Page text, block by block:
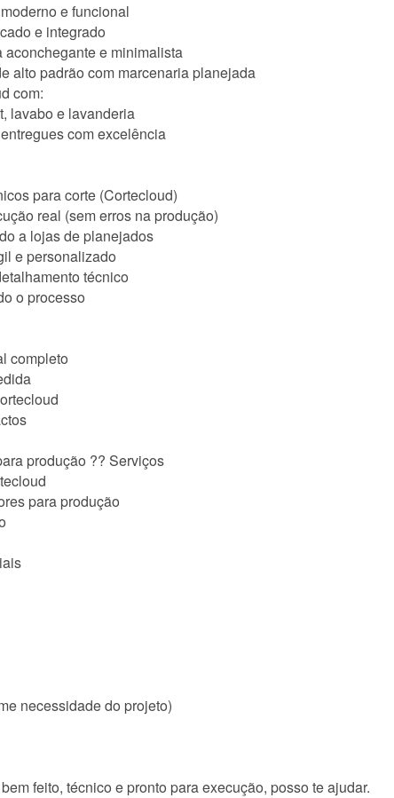
e funcional
e integrado
aconchegante e minimalista
alto padrão com marcenaria planejada
com:
lavabo e lavanderia
com excelência
para corte (Cortecloud)
real (sem erros na produção)
a lojas de planejados
e personalizado
técnico
o processo
completo
produção ?? Serviços
para produção
necessidade do projeto)
feito, técnico e pronto para execução, posso te ajudar.